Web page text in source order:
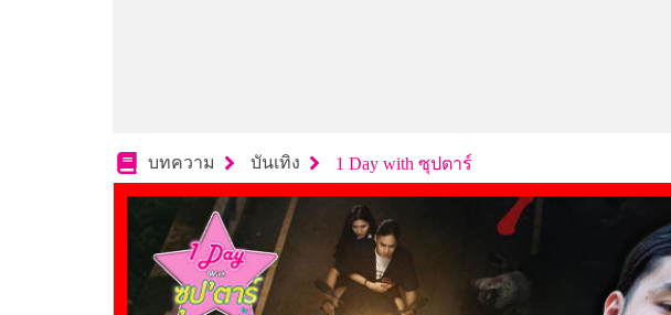
บทความ บันเทิง 1 Day with ซุปตาร์